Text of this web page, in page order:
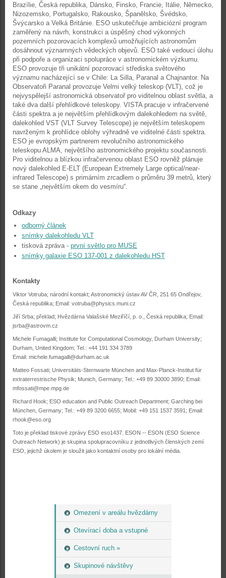
Omezení v areálu hvězdárny
Otevírací doba a vstupné
Cestovní ruch »
Skupinové návštěvy
Brazílie, Česká republika, Dánsko, Finsko, Francie, Itálie, Německo,
Nizozemsko, Portugalsko, Rakousko, Španělsko, Švédsko,
Švýcarsko a Velká Británie. ESO uskutečňuje ambiciózní program
zaměřený na návrh, konstrukci a úspěšný chod výkonných
pozemních pozorovacích komplexů umožňujících astronomům
dosáhnout významných vědeckých objevů. ESO také vedoucí úlohu
při podpoře a organizaci spolupráce v astronomickém výzkumu.
ESO provozuje tři unikátní pozorovací střediska světového
významu nacházející se v Chile: La Silla, Paranal a Chajnantor. Na
Observatoři Paranal provozuje Velmi velký teleskop (VLT), což je
nejvyspělejší astronomická observatoř pro viditelnou oblast světla, a
také dva další přehlídkové teleskopy. VISTA pracuje v infračervené
části spektra a je největším přehlídkovým dalekohledem na světě,
dalekohled VST (VLT Survey Telescope) je největším teleskopem
navrženým k prohlídce oblohy výhradně ve viditelné části spektra.
ESO je evropským partnerem revolučního astronomického
teleskopu ALMA, největšího astronomického projektu současnosti.
Pro viditelnou a blízkou infračervenou oblast ESO rovněž plánuje
nový dalekohled E-ELT (European Extremely Large optical/near-
infrared Telescope) s primárním zrcadlem o průměru 39 metrů, který
se stane „největším okem do vesmíru“.
Odkazy
odborný článek
snímky dalekohledu VLT
tisková zpráva - první světlo pro MUSE
snímky galaxie ESO 137-001 z dalekohledu HST
Kontakty
Viktor Votruba; národní kontakt; Astronomický ústav AV ČR, 251 65 Ondřejov,
Česká republika; Email: votruba@physics.muni.cz
Jiří Srba; překlad; Hvězdárna Valašské Meziříčí, p. o., Česká republika; Email:
jsrba@astrovm.cz
Michele Fumagalli; Institute for Computational Cosmology, Durham University;
Durham, United Kingdom; Tel.: +44 191 334 3789
Email: michele.fumagalli@durham.ac.uk
Matteo Fossati; Universitäts-Sternwarte München and Max-Planck-Institut für
extraterrestrische Physik; Munich, Germany; Tel.: +49 89 30000 3890; Email:
mfossati@mpe.mpg.de
Richard Hook; ESO education and Public Outreach Department; Garching bei
München, Germany; Tel.: +49 89 3200 6655; Mobil: +49 151 1537 3591; Email:
rhook@eso.org
Toto je překlad tiskové zprávy ESO eso1437. ESON -- ESON (ESO Science
Outreach Network) je skupina spolupracovníku z jednotlivých členských zemí
ESO, jejichž úkolem je sloužit jako kontaktní osoby pro lokální média.